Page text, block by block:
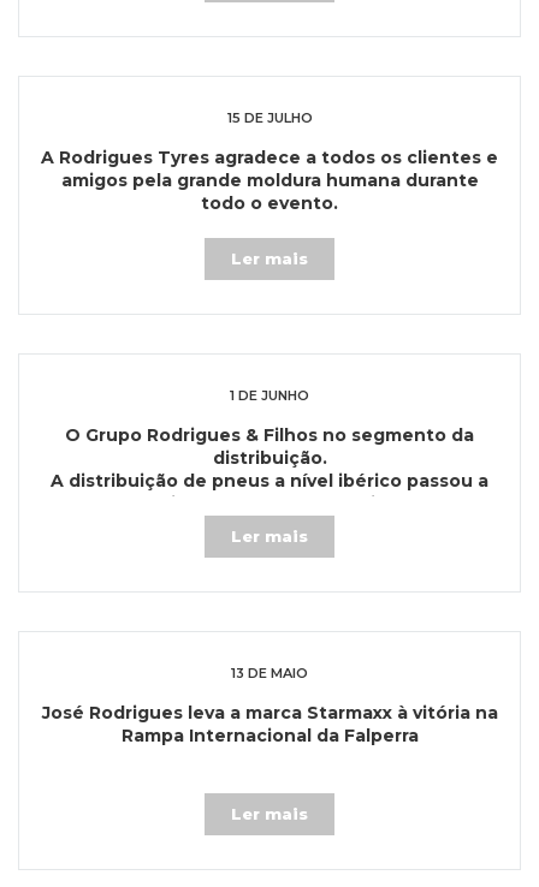
15 DE JULHO
A Rodrigues Tyres agradece a todos os clientes e
amigos pela grande moldura humana durante
todo o evento.
Ler mais
1 DE JUNHO
O Grupo Rodrigues & Filhos no segmento da
distribuição.
A distribuição de pneus a nível ibérico passou a
ser uma realidade através da Rodrigues Tyres.
Ler mais
13 DE MAIO
José Rodrigues leva a marca Starmaxx à vitória na
Rampa Internacional da Falperra
Ler mais